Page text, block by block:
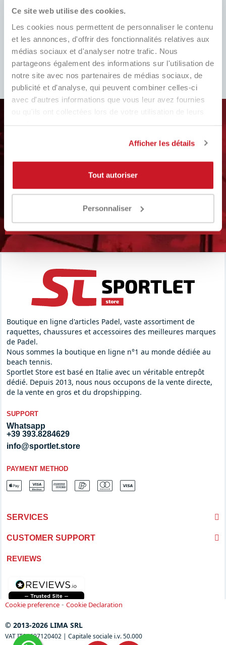
Ce site web utilise des cookies.
Les cookies nous permettent de personnaliser le contenu
et les annonces, d'offrir des fonctionnalités relatives aux
médias sociaux et d'analyser notre trafic. Nous
partageons également des informations sur l'utilisation de
notre site avec nos partenaires de médias sociaux, de
publicité et d'analyse, qui peuvent combiner celles-ci
avec d'autres informations que vous leur avez fournies
Afficher les détails
Tout autoriser
Personnaliser
EASY RETURNS
Remplissez le formulaire, suivez
nos instructions et faites attention
au remboursement. Facile!
ASSISTANCE
COMPLÈTE
Service client toujours prêt !
Whatsapp, télégramme, e-mail,
nous sommes là.​
À PROPOS DES NOUVELLES ET
S'abonner à la newsletter
S'ABONNER
Boutique en ligne d'articles Padel, vaste assortiment de
raquettes, chaussures et accessoires des meilleures marques
de Padel.
Nous sommes la boutique en ligne n°1 au monde dédiée au
beach tennis.
Sportlet Store est basé en Italie avec un véritable entrepôt
dédié. Depuis 2013, nous nous occupons de la vente directe,
de la vente en gros et du dropshipping.
SUPPORT
Whatsapp
+39 393.8284629
info@sportlet.store
PAYMENT METHOD
SERVICES
CUSTOMER SUPPORT
REVIEWS
Cookie preference - Cookie Declaration
© 2013-2026 LIMA SRL
VAT IT04697120402 | Capitale sociale i.v. 50.000